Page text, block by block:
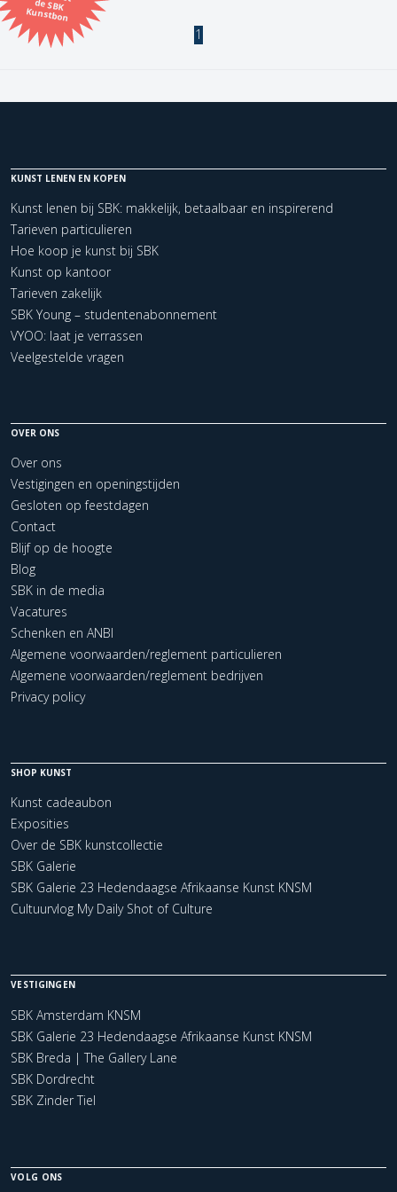
Kunstbon
Kunstenaar
Kerncollectie
1 items. Pagina: 1
1
KUNST LENEN EN KOPEN
Kunst lenen bij SBK: makkelijk, betaalbaar en inspirerend
Tarieven particulieren
Hoe koop je kunst bij SBK
Kunst op kantoor
Tarieven zakelijk
SBK Young – studentenabonnement
VYOO: laat je verrassen
Veelgestelde vragen
OVER ONS
Over ons
Vestigingen en openingstijden
Gesloten op feestdagen
Contact
Blijf op de hoogte
Blog
SBK in de media
Vacatures
Schenken en ANBI
Algemene voorwaarden/reglement particulieren
Algemene voorwaarden/reglement bedrijven
Privacy policy
SHOP KUNST
Kunst cadeaubon
Exposities
Over de SBK kunstcollectie
SBK Galerie
SBK Galerie 23 Hedendaagse Afrikaanse Kunst KNSM
Cultuurvlog My Daily Shot of Culture
VESTIGINGEN
SBK Amsterdam KNSM
SBK Galerie 23 Hedendaagse Afrikaanse Kunst KNSM
SBK Breda | The Gallery Lane
SBK Dordrecht
SBK Zinder Tiel
VOLG ONS